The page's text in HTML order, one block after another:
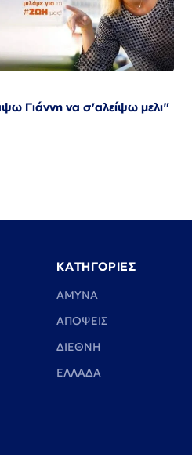
Γιάννη να σ'αλείψω μελι"
ΚΑΤΗΓΟΡΙΕΣ
ΑΜΥΝΑ
ΑΠΟΨΕΙΣ
ΔΙΕΘΝΗ
ΕΛΛΑΔΑ